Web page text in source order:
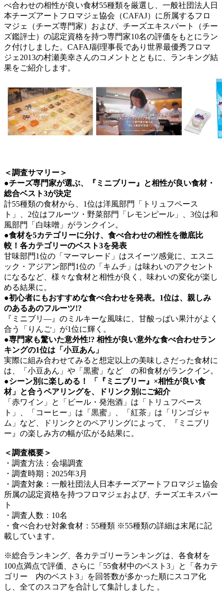
べ合わせの相性が良い食材55種類を厳選し、一般社団法人日
本チーズアートフロマジェ協会（CAFAJ）に所属するフロ
マジェ（チーズ専門家）および、チーズエキスパート（チー
ズ鑑評士）の認定資格を持つ専門家10名の評価をもとにラン
ク付けしました。CAFAJ副理事長であり世界最優秀フロマ
ジェ2013の村瀬美幸さんのコメントとともに、ランキング結
果をご紹介します。
＜調査サマリー＞
●チーズ専門家が選ぶ、『ミニブリー』と相性が良い食材・
総合ベスト3が決定
計55種類の食材から、1位は洋風部門「トリュフペース
ト」、2位はフルーツ・野菜部門「レモンピール」、3位は和
風部門「白味噌」がランクイン。
●食材を5カテゴリーに分け、食べ合わせの相性を徹底比
較！各カテゴリーのベスト3を発表
甘味部門1位の「マーマレード」はスイーツ感覚に、エスニ
ック・アジアン部門1位の「キムチ」は味わいのアクセント
になるなど、様々な食材と相性が良く、味わいの変化が楽し
める結果に。
●初心者にもおすすめな食べ合わせを発表。1位は、親しみ
のあるあのフルーツ!?
『ミニブリ―』のミルキーな風味に、甘酸っぱい果汁がよく
合う「りんご」が1位に輝く。
●専門家も驚いた意外性!? 相性が良い意外な食べ合わせラン
キングの1位は「小豆あん」
実際に組み合わせてみると想定以上の美味しさだった食材に
は、「小豆あん」や「黒蜜」など の和食材がランクイン。
●シーン別に楽しめる！ 「『ミニブリー』×相性が良い食
材」と合うペアリングを、ドリンク別にご紹介
「赤ワイン」と「ビール・発泡酒」は「トリュフペース
ト」、「コーヒー」は「黒蜜」、「紅茶」は「リンゴジャ
ム」など、ドリンクとのペアリングによって、『ミニブリ
ー』の楽しみ方の幅が広がる結果に。
＜調査概要＞
・調査方法：会場調査
・調査時期：2025年3月
・調査対象：一般社団法人日本チーズアートフロマジェ協会
所属の認定資格を持つフロマジェおよび、チーズエキスパー
ト
・調査人数：10名
・食べ合わせ対象食材：55種類 ※55種類の詳細は末尾に記
載しています。
※総合ランキング、各カテゴリーランキングは、各食材を
100点満点で評価、さらに「55食材中のベスト3」と「各カテ
ゴリー 内のベスト3」を回答数が多かった順にスコア化
し、全てのスコアを合計して集計しました 。